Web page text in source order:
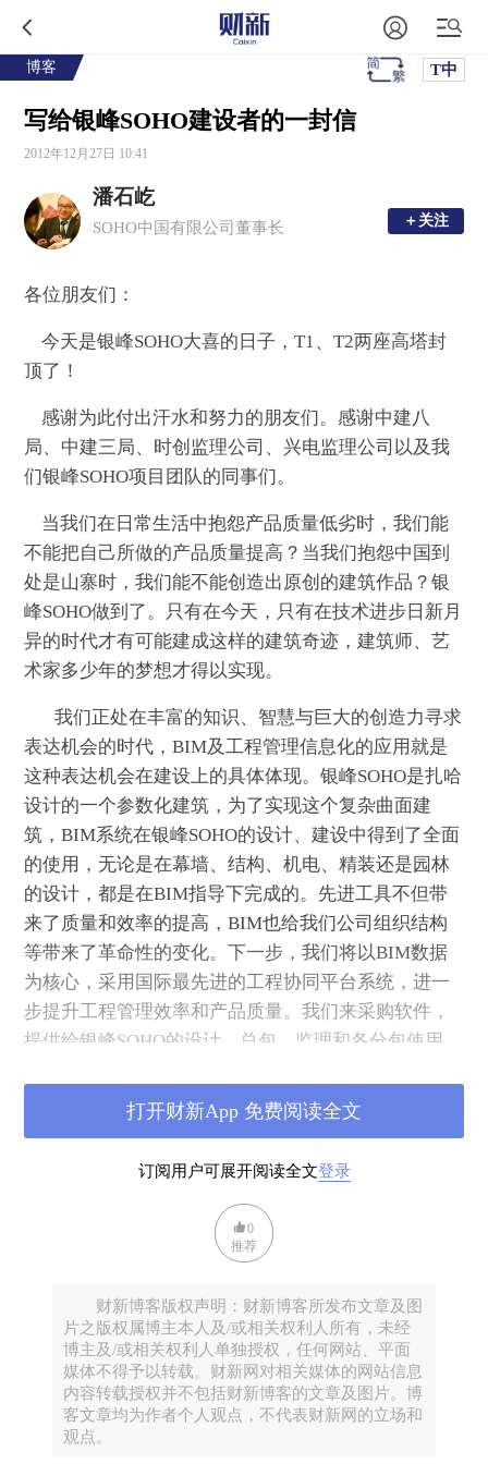
博客 T中
写给银峰SOHO建设者的一封信
2012年12月27日 10:41
潘石屹
SOHO中国有限公司董事长 ＋关注
＋关注
各位朋友们：
今天是银峰SOHO大喜的日子，T1 、T2两座高塔封
顶了！
感谢为此付出汗水和努力的朋友们。感谢中建八
局、中建三局、 时创 监理公司、 兴电监理公司以及我
们银峰SOHO项目团队的同事们。
当我们在日常生活中抱怨产品质量低劣时，我们能
不能把自己所做的产品质量提高？当我们抱怨中国到
处是山寨时，我们能不能创造出原创的建筑作品？银
峰SOHO做到了。只有在今天，只有在技术进步日新月
异的时代才有可能建成这样的建筑奇迹，建筑师、艺
术家多少年的梦想才得以实现。
我们正处在丰富的知识、智慧与巨大的创造力寻求
表达机会的时代，BIM及工程管理信息化的应用就是
这种表达机会在建设上的具体体现。银峰SOHO是扎哈
设计的一个参数化建筑，为了实现这个复杂曲面建
筑，BIM系统在银峰SOHO的设计、建设中得到了全面
的使用，无论是在幕墙、结构、机电、精装还是园林
的设计，都是在BIM指导下完成的。先进工具不但带
来了质量和效率的提高，BIM也给我们公司组织结构
等带来了革命性的变化。下一步，我们将以BIM数据
为核心，采用国际最先进的工程协同平台系统，进一
步提升工程管理效率和产品质量。我们来采购软件，
提供给银峰SOHO的设计、总包、监理和各分包使用。
每天，银峰SOHO的工地上有三千多名工人在辛勤
地劳动着，银峰SOHO今天的封顶凝结着无数人的汗水
会为它而骄傲。多少年后，你们可以自豪地对孩子们
说：我是银峰SOHO这个建筑奇迹的建设者。
我们处在一个团结合作，谁也离不开谁的时代。一
现。土建工程完成后，机电、幕墙、精装等许多工种
和公司马上进入，各个工种需要相互紧密地配合。总
包单位要做好服务，为各个分包提供尽可能多的方
便。我们看到社会上有一些人，手中有一点权力就要
利用到极致，敲竹杠、留下过路钱，这是土匪、强盗
订阅用户可展开阅读全文登录
打开财新App 免费阅读全文
0
推荐
财新博客版权声明：财新博客所发布文章及图
片之版权属博主本人及/或相关权利人所有，未经
博主及/或相关权利人单独授权，任何网站、平面
媒体不得予以转载。财新网对相关媒体的网站信息
内容转载授权并不包括财新博客的文章及图片。博
客文章均为作者个人观点，不代表财新网的立场和
观点。